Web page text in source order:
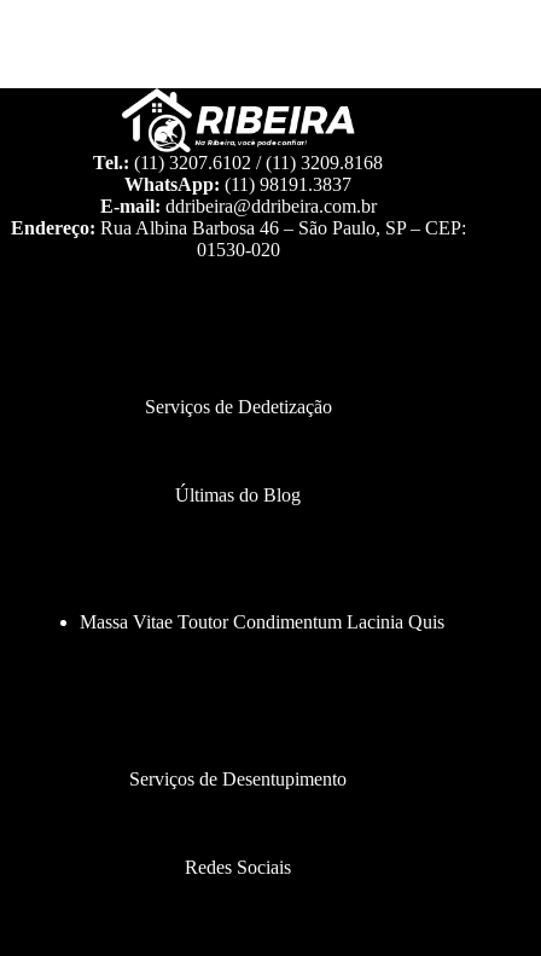
Tel.: (11) 3207.6102 / (11) 3209.8168
WhatsApp: (11) 98191.3837
E-mail: ddribeira@ddribeira.com.br
Endereço: Rua Albina Barbosa 46 – São Paulo, SP – CEP:
01530-020
Serviços de Dedetização
Últimas do Blog
Massa Vitae Toutor Condimentum Lacinia Quis
Serviços de Desentupimento
Redes Sociais